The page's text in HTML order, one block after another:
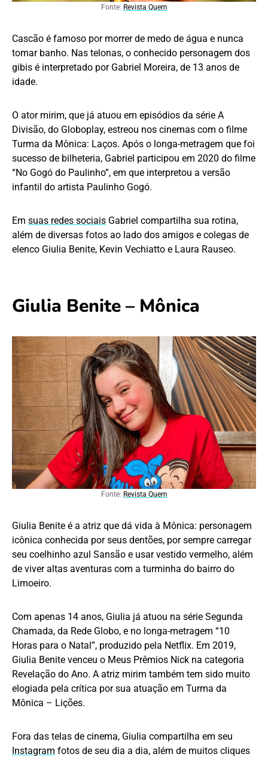
Fonte: Revista Quem
Cascão é famoso por morrer de medo de água e nunca
tomar banho. Nas telonas, o conhecido personagem dos
gibis é interpretado por Gabriel Moreira, de 13 anos de
idade.
O ator mirim, que já atuou em episódios da série A
Divisão, do Globoplay, estreou nos cinemas com o filme
Turma da Mônica: Laços. Após o longa-metragem que foi
sucesso de bilheteria, Gabriel participou em 2020 do filme
“No Gogó do Paulinho”, em que interpretou a versão
infantil do artista Paulinho Gogó.
Em suas redes sociais Gabriel compartilha sua rotina,
além de diversas fotos ao lado dos amigos e colegas de
elenco Giulia Benite, Kevin Vechiatto e Laura Rauseo.
Giulia Benite – Mônica
Fonte: Revista Quem
Giulia Benite é a atriz que dá vida à Mônica: personagem
icônica conhecida por seus dentões, por sempre carregar
seu coelhinho azul Sansão e usar vestido vermelho, além
de viver altas aventuras com a turminha do bairro do
Limoeiro.
Com apenas 14 anos, Giulia já atuou na série Segunda
Chamada, da Rede Globo, e no longa-metragem “10
Horas para o Natal”, produzido pela Netflix. Em 2019,
Giulia Benite venceu o Meus Prêmios Nick na categoria
Revelação do Ano. A atriz mirim também tem sido muito
elogiada pela crítica por sua atuação em Turma da
Mônica – Lições.
Fora das telas de cinema, Giulia compartilha em seu
Instagram fotos de seu dia a dia, além de muitos cliques